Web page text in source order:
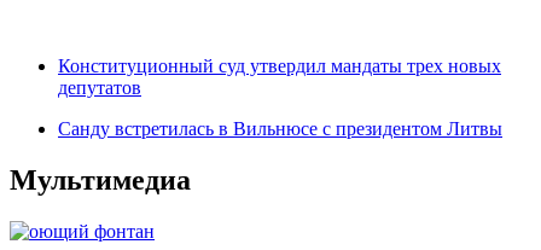
Конституционный суд утвердил мандаты трех новых
депутатов
Санду встретилась в Вильнюсе с президентом Литвы
Мультимедиа